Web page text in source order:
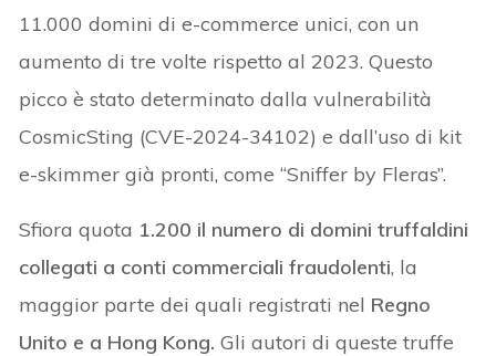
11.000 domini di e-commerce unici, con un
aumento di tre volte rispetto al 2023. Questo
picco è stato determinato dalla vulnerabilità
CosmicSting (CVE-2024-34102) e dall’uso di kit
e-skimmer già pronti, come “Sniffer by Fleras”.
Sfiora quota 1.200 il numero di domini truffaldini
collegati a conti commerciali fraudolenti, la
maggior parte dei quali registrati nel Regno
Unito e a Hong Kong. Gli autori di queste truffe